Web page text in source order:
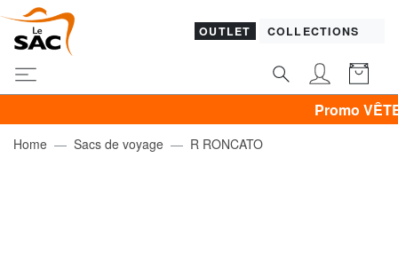
OUTLET COLLECTIONS
Promo
Home Sacs de voyage R RONCATO